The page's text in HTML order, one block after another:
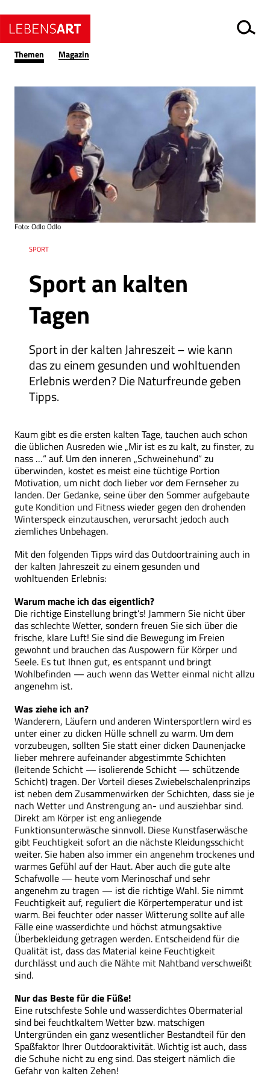
Themen Magazin
Sport an kalten
Tagen
Sport in der kalten Jahreszeit – wie kann
das zu einem gesunden und wohltuenden
Erlebnis werden? Die Naturfreunde geben
Tipps.
RessortSPORT
Foto: Odlo Odlo
Kaum gibt es die ersten kalten Tage, tauchen auch schon
die üblichen Ausreden wie „Mir ist es zu kalt, zu finster, zu
nass …“ auf. Um den inneren „Schweinehund“ zu
überwinden, kostet es meist eine tüchtige Portion
Motivation, um nicht doch lieber vor dem Fernseher zu
landen. Der Gedanke, seine über den Sommer aufgebaute
gute Kondition und Fitness wieder gegen den drohenden
Winterspeck einzutauschen, verursacht jedoch auch
ziemliches Unbehagen.
Mit den folgenden Tipps wird das Outdoortraining auch in
der kalten Jahreszeit zu einem gesunden und
wohltuenden Erlebnis:
Warum mache ich das eigentlich?
Die richtige Einstellung bringt’s! Jammern Sie nicht über
das schlechte Wetter, sondern freuen Sie sich über die
frische, klare Luft! Sie sind die Bewegung im Freien
gewohnt und brauchen das Auspowern für Körper und
Seele. Es tut Ihnen gut, es entspannt und bringt
Wohlbefinden — auch wenn das Wetter einmal nicht allzu
angenehm ist.
Was ziehe ich an?
Wanderern, Läufern und anderen Wintersportlern wird es
unter einer zu dicken Hülle schnell zu warm. Um dem
vorzubeugen, sollten Sie statt einer dicken Daunenjacke
lieber mehrere aufeinander abgestimmte Schichten
(leitende Schicht — isolierende Schicht — schützende
Schicht) tragen. Der Vorteil dieses Zwiebelschalenprinzips
ist neben dem Zusammenwirken der Schichten, dass sie je
nach Wetter und Anstrengung an- und ausziehbar sind.
Direkt am Körper ist eng anliegende
Funktionsunterwäsche sinnvoll. Diese Kunstfaserwäsche
gibt Feuchtigkeit sofort an die nächste Kleidungsschicht
weiter. Sie haben also immer ein angenehm trockenes und
warmes Gefühl auf der Haut. Aber auch die gute alte
Schafwolle — heute vom Merinoschaf und sehr
angenehm zu tragen — ist die richtige Wahl. Sie nimmt
Feuchtigkeit auf, reguliert die Körpertemperatur und ist
warm. Bei feuchter oder nasser Witterung sollte auf alle
Fälle eine wasserdichte und höchst atmungsaktive
Überbekleidung getragen werden. Entscheidend für die
Qualität ist, dass das Material keine Feuchtigkeit
durchlässt und auch die Nähte mit Nahtband verschweißt
sind.
Nur das Beste für die Füße!
Eine rutschfeste Sohle und wasserdichtes Obermaterial
sind bei feuchtkaltem Wetter bzw. matschigen
Untergründen ein ganz wesentlicher Bestandteil für den
Spaßfaktor Ihrer Outdooraktivität. Wichtig ist auch, dass
die Schuhe nicht zu eng sind. Das steigert nämlich die
Gefahr von kalten Zehen!